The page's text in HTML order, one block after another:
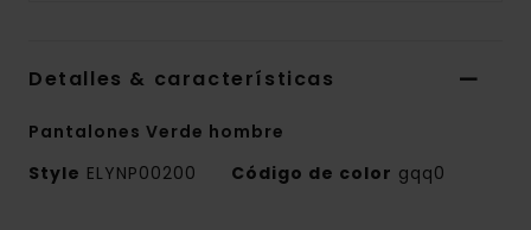
Detalles & características
Pantalones Verde hombre
Style ELYNP00200 Código de color gqq0